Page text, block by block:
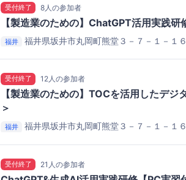
受付終了 8人の参加者
【製造業のための】ChatGPT活用実践
福井 福井県坂井市丸岡町熊堂３－７－１－１６
受付終了 12人の参加者
【製造業のための】TOCを活用したデ
＞
福井 福井県坂井市丸岡町熊堂３－７－１－１６
受付終了 21人の参加者